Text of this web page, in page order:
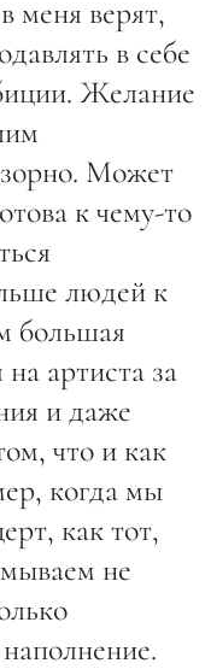
меня верят,
в себе
Желание
Может
к чему-то
людей к
большая
артиста за
и даже
что и как
когда мы
как тот,
не